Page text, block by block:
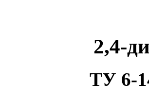
2,4-
ТУ 6-